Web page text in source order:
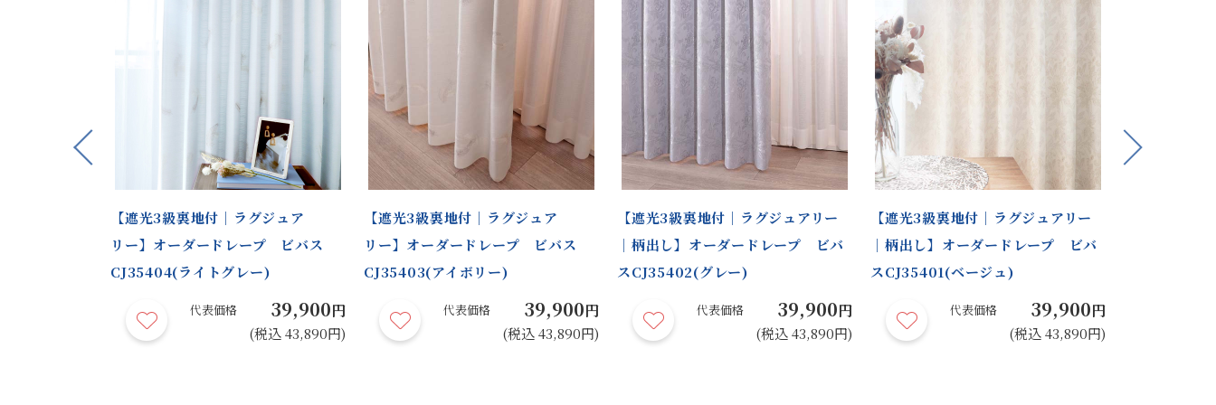
Previous
【遮光3級裏地付｜ラグジュア
リー】オーダードレープ ビバス
CJ35404(ライトグレー)
代表価格 39,900円
(税込 43,890円)
【遮光3級裏地付｜ラグジュア
リー】オーダードレープ ビバス
CJ35403(アイボリー)
代表価格 39,900円
(税込 43,890円)
【遮光3級裏地付｜ラグジュアリー
｜柄出し】オーダードレープ ビバ
スCJ35402(グレー)
代表価格 39,900円
(税込 43,890円)
【遮光3級裏地付｜ラグジュアリー
｜柄出し】オーダードレープ ビバ
スCJ35401(ベージュ)
代表価格 39,900円
(税込 43,890円)
Next